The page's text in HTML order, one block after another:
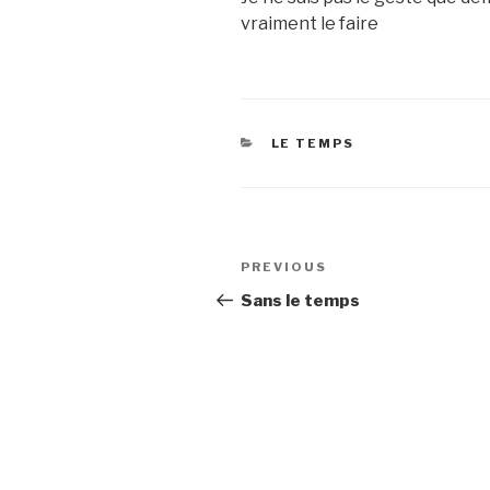
vraiment le faire
CATEGORIES
LE TEMPS
Post
navigation
Previous
Post
PREVIOUS
Sans le temps